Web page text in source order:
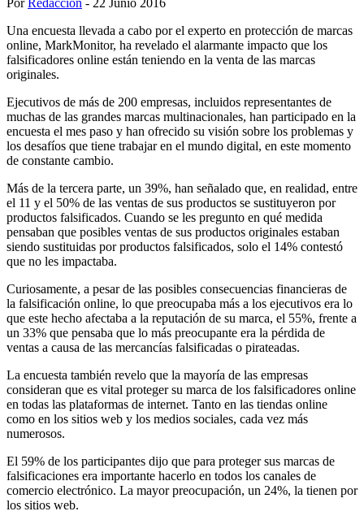
PorRedacción - 22 Junio 2016
Una encuesta llevada a cabo por el experto en protección de marcas
online, MarkMonitor, ha revelado el alarmante impacto que los
falsificadores online están teniendo en la venta de las marcas
originales.
Ejecutivos de más de 200 empresas, incluidos representantes de
muchas de las grandes marcas multinacionales, han participado en la
encuesta el mes paso y han ofrecido su visión sobre los problemas y
los desafíos que tiene trabajar en el mundo digital, en este momento
de constante cambio.
Más de la tercera parte, un 39%, han señalado que, en realidad, entre
el 11 y el 50% de las ventas de sus productos se sustituyeron por
productos falsificados. Cuando se les pregunto en qué medida
pensaban que posibles ventas de sus productos originales estaban
siendo sustituidas por productos falsificados, solo el 14% contestó
que no les impactaba.
Curiosamente, a pesar de las posibles consecuencias financieras de
la falsificación online, lo que preocupaba más a los ejecutivos era lo
que este hecho afectaba a la reputación de su marca, el 55%, frente a
un 33% que pensaba que lo más preocupante era la pérdida de
ventas a causa de las mercancías falsificadas o pirateadas.
La encuesta también revelo que la mayoría de las empresas
consideran que es vital proteger su marca de los falsificadores online
en todas las plataformas de internet. Tanto en las tiendas online
como en los sitios web y los medios sociales, cada vez más
numerosos.
El 59% de los participantes dijo que para proteger sus marcas de
falsificaciones era importante hacerlo en todos los canales de
comercio electrónico. La mayor preocupación, un 24%, la tienen por
los sitios web.